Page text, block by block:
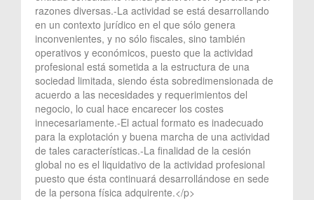
razones diversas.-La actividad se está desarrollando
en un contexto jurídico en el que sólo genera
inconvenientes, y no sólo fiscales, sino también
operativos y económicos, puesto que la actividad
profesional está sometida a la estructura de una
sociedad limitada, siendo ésta sobredimensionada de
acuerdo a las necesidades y requerimientos del
negocio, lo cual hace encarecer los costes
innecesariamente.-El actual formato es inadecuado
para la explotación y buena marcha de una actividad
de tales características.-La finalidad de la cesión
global no es el liquidativo de la actividad profesional
puesto que ésta continuará desarrollándose en sede
de la persona física adquirente.</p>